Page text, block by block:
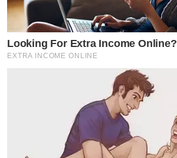
Looking For Extra Income Online?
EXTRA INCOME ONLINE